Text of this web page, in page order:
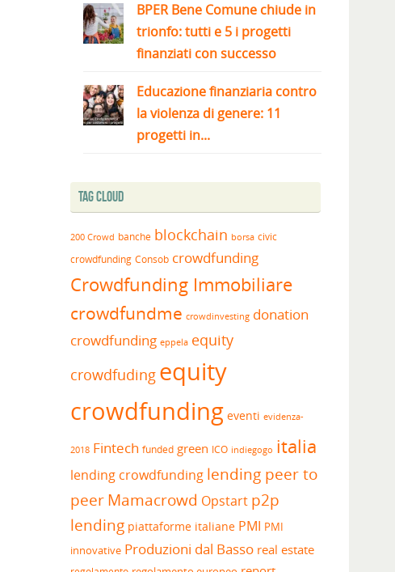
BPER Bene Comune chiude in
trionfo: tutti e 5 i progetti
finanziati con successo
Educazione finanziaria contro
la violenza di genere: 11
progetti in...
Tag Cloud
200 Crowd banche blockchain borsa civic
crowdfunding Consob crowdfunding
Crowdfunding Immobiliare
crowdfundme crowdinvesting donation
crowdfunding eppela equity
crowdfuding equity
crowdfunding eventi evidenza-
2018 Fintech funded green ICO indiegogo italia
lending crowdfunding lending peer to
peerMamacrowd Opstart p2p
lending piattaforme italiane PMI PMI
innovative Produzioni dal Basso real estate